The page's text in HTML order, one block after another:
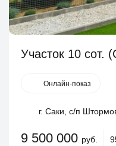
Участок 10 сот.
Онлайн-показ
г. Саки, с/п
9 500 000 руб.